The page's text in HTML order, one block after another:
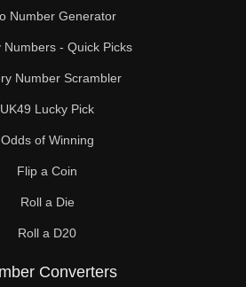
Number Generator
Numbers - Quick Picks
Number Scrambler
UK49 Lucky Pick
Odds of Winning
Flip a Coin
Roll a Die
Roll a D20
Converters